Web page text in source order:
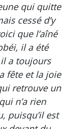
qui quitte
cessé d’y
que l’aîné
il a été
a toujours
fête et la joie
retrouve un
n’a rien
puisqu’il est